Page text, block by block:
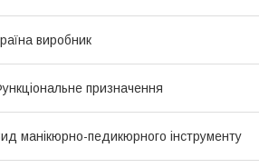
виробник
призначення
манікюрно-педикюрного інструменту